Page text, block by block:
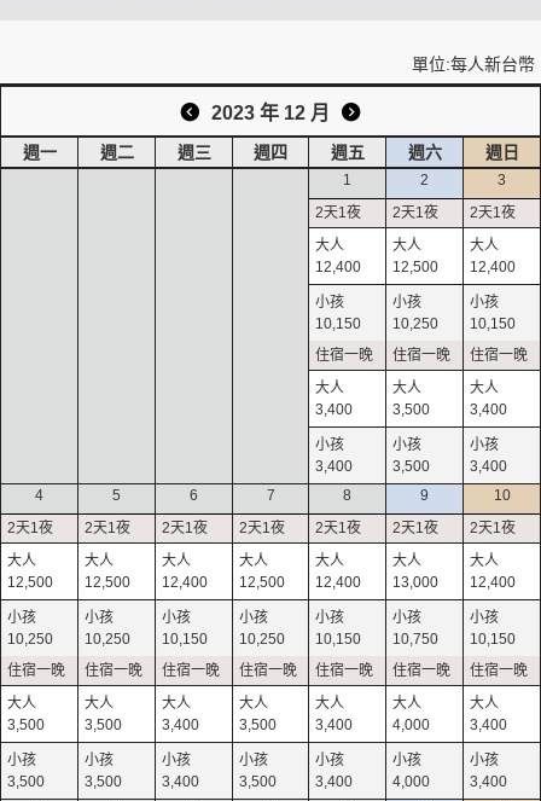
單位:每人新台幣
2023 年 12 月
週一 週二 週三 週四 週五 週六 週日
1
12,400
10,150
3,400
3,400
2
12,500
10,250
3,500
3,500
3
12,400
10,150
3,400
3,400
4
12,500
10,250
3,500
3,500
5
12,500
10,250
3,500
3,500
6
12,400
10,150
3,400
3,400
7
12,500
10,250
3,500
3,500
8
12,400
10,150
3,400
3,400
9
13,000
10,750
4,000
4,000
10
12,400
10,150
3,400
3,400